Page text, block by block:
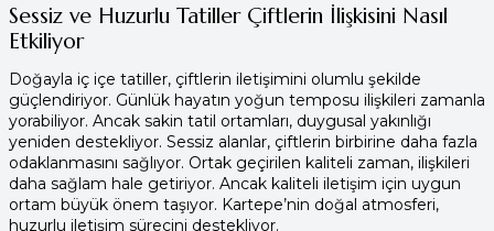
Sessiz ve Huzurlu Tatiller Çiftlerin İlişkisini Nasıl
Etkiliyor
Doğayla iç içe tatiller, çiftlerin iletişimini olumlu şekilde
güçlendiriyor. Günlük hayatın yoğun temposu ilişkileri zamanla
yorabiliyor. Ancak sakin tatil ortamları, duygusal yakınlığı
yeniden destekliyor. Sessiz alanlar, çiftlerin birbirine daha fazla
odaklanmasını sağlıyor. Ortak geçirilen kaliteli zaman, ilişkileri
daha sağlam hale getiriyor. Ancak kaliteli iletişim için uygun
ortam büyük önem taşıyor. Kartepe’nin doğal atmosferi,
huzurlu iletişim sürecini destekliyor.